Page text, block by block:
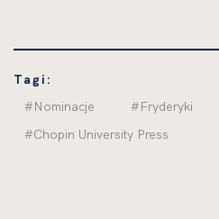
Tagi:
#Nominacje
#Fryderyki
#Chopin University Press